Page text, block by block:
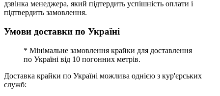
дзвінка менеджера, який підтердить успішність оплати і
підтвердить замовлення.
Умови доставки по Україні
* Мінімальне замовлення крайки для доставлення
по Україні від 10 погонних метрів.
Доставка крайки по Україні можлива однією з кур'єрських
служб: